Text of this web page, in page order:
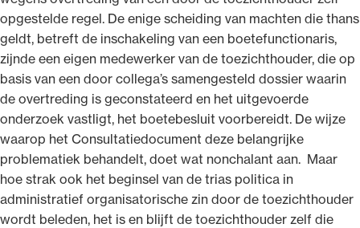
opgestelde regel. De enige scheiding van machten die thans
geldt, betreft de inschakeling van een boetefunctionaris,
zijnde een eigen medewerker van de toezichthouder, die op
basis van een door collega’s samengesteld dossier waarin
de overtreding is geconstateerd en het uitgevoerde
onderzoek vastligt, het boetebesluit voorbereidt. De wijze
waarop het Consultatiedocument deze belangrijke
problematiek behandelt, doet wat nonchalant aan. Maar
hoe strak ook het beginsel van de trias politica in
administratief organisatorische zin door de toezichthouder
wordt beleden, het is en blijft de toezichthouder zelf die